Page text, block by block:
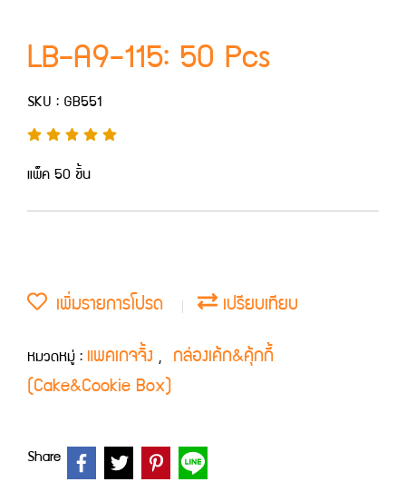
LB-A9-115: 50 Pcs
SKU : GB551
แพ็ค 50 ชิ้น
เพิ่มรายการโปรด เปรียบเทียบ
หมวดหมู่ : แพคเกจจิ้ง , กล่องเค้ก&คุ้กกี้
(Cake&Cookie Box)
Share